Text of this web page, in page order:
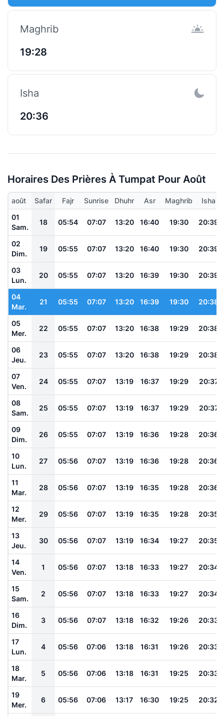
Maghrib
19:28
Isha
20:36
Horaires Des Prières À Tumpat Pour Août
août Safar Fajr Sunrise Dhuhr Asr Maghrib
Isha
01
Sam.
18 05:54 07:07 13:20 16:40 19:30 20:39
02
Dim.
19 05:55 07:07 13:20 16:40 19:30 20:39
03
Lun.
20 05:55 07:07 13:20 16:39 19:30 20:39
04
Mar.
21 05:55 07:07 13:20 16:39 19:30 20:38
05
Mer.
22 05:55 07:07 13:20 16:38 19:29 20:38
06
Jeu.
23 05:55 07:07 13:20 16:38 19:29 20:38
07
Ven.
24 05:55 07:07 13:19 16:37 19:29 20:37
08
Sam.
25 05:55 07:07 13:19 16:37 19:29 20:37
09
Dim.
26 05:55 07:07 13:19 16:36 19:28 20:36
10
Lun.
27 05:56 07:07 13:19 16:36 19:28 20:36
11
Mar.
28 05:56 07:07 13:19 16:35 19:28 20:36
12
Mer.
29 05:56 07:07 13:19 16:35 19:28 20:35
13
Jeu.
30 05:56 07:07 13:19 16:34 19:27 20:35
14
Ven.
1 05:56 07:07 13:18 16:33 19:27 20:34
15
Sam.
2 05:56 07:07 13:18 16:33 19:27 20:34
16
Dim.
3 05:56 07:07 13:18 16:32 19:26 20:33
17
Lun.
4 05:56 07:06 13:18 16:31 19:26 20:33
18
Mar.
5 05:56 07:06 13:18 16:31 19:25 20:33
19
Mer.
6 05:56 07:06 13:17 16:30 19:25 20:32